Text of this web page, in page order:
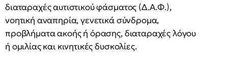
διαταραχές αυτιστικού φάσματος (Δ.Α.Φ.),
νοητική αναπηρία, γενετικά σύνδρομα,
προβλήματα ακοής ή όρασης, διαταραχές λόγου
ή ομιλίας και κινητικές δυσκολίες.